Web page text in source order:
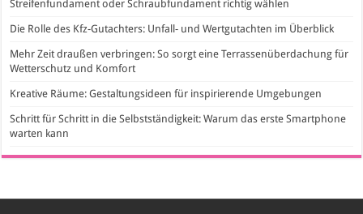
Streifenfundament oder Schraubfundament richtig wählen
Die Rolle des Kfz-Gutachters: Unfall- und Wertgutachten im Überblick
Mehr Zeit draußen verbringen: So sorgt eine Terrassenüberdachung für
Wetterschutz und Komfort
Kreative Räume: Gestaltungsideen für inspirierende Umgebungen
Schritt für Schritt in die Selbstständigkeit: Warum das erste Smartphone
warten kann